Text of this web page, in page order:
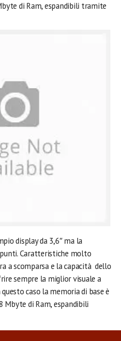
di Ram, espandibili tramite
display da 3,6″ ma la
Caratteristiche molto
a scomparsa e la capacità dello
sempre la miglior visuale a
caso la memoria di base è
Mbyte di Ram, espandibili